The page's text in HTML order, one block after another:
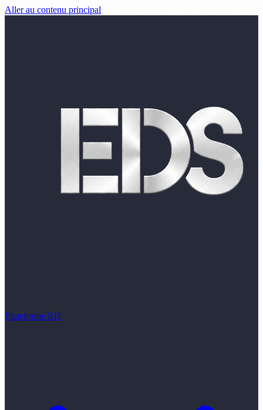
Aller au contenu principal
Plateforme RH